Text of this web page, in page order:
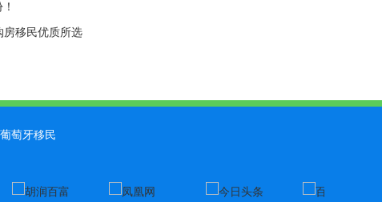
房移民优质所选
葡萄牙移民